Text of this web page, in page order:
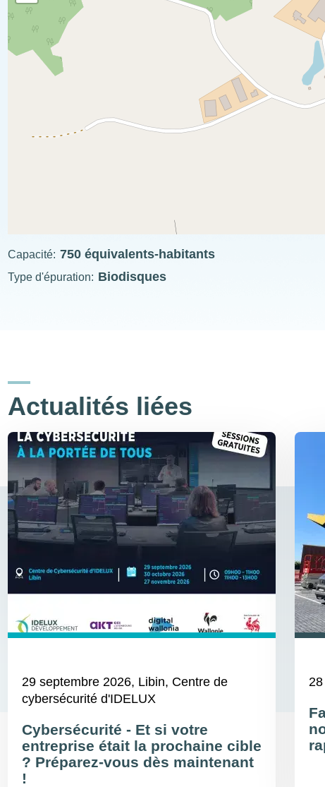
Capacité 750 équivalents-habitants
Type d'épuration Biodisques
Actualités liées
29 septembre 2026, Libin, Centre de
cybersécurité d'IDELUX
Cybersécurité - Et si votre
entreprise était la prochaine cible
? Préparez-vous dès maintenant
!